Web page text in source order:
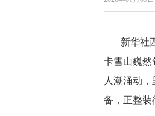
新华社
卡雪山巍然
人潮涌动
备，正整装